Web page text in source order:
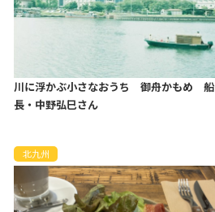
川に浮かぶ小さなおうち 御舟かもめ 船
長・中野弘巳さん
北九州